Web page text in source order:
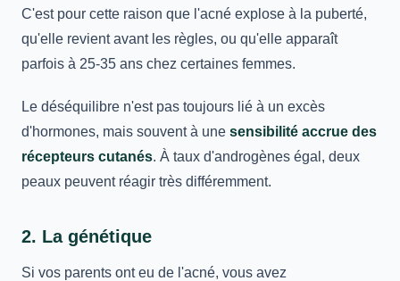
C'est pour cette raison que l'acné explose à la puberté,
qu'elle revient avant les règles, ou qu'elle apparaît
parfois à 25-35 ans chez certaines femmes.
Le déséquilibre n'est pas toujours lié à un excès
d'hormones, mais souvent à une sensibilité accrue des
récepteurs cutanés. À taux d'androgènes égal, deux
peaux peuvent réagir très différemment.
2. La génétique
Si vos parents ont eu de l'acné, vous avez